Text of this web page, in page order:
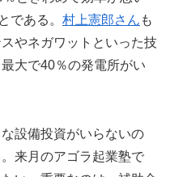
である。 村上憲郎さん も
やネガワットといった技
大で40％の発電所がい
設備投資がいらないの
来月のアゴラ起業塾で